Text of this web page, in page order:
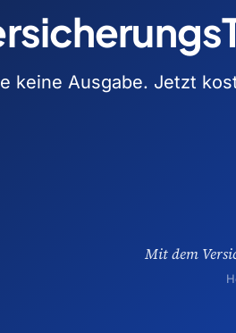
keine Ausgabe. Jetzt
Mit dem